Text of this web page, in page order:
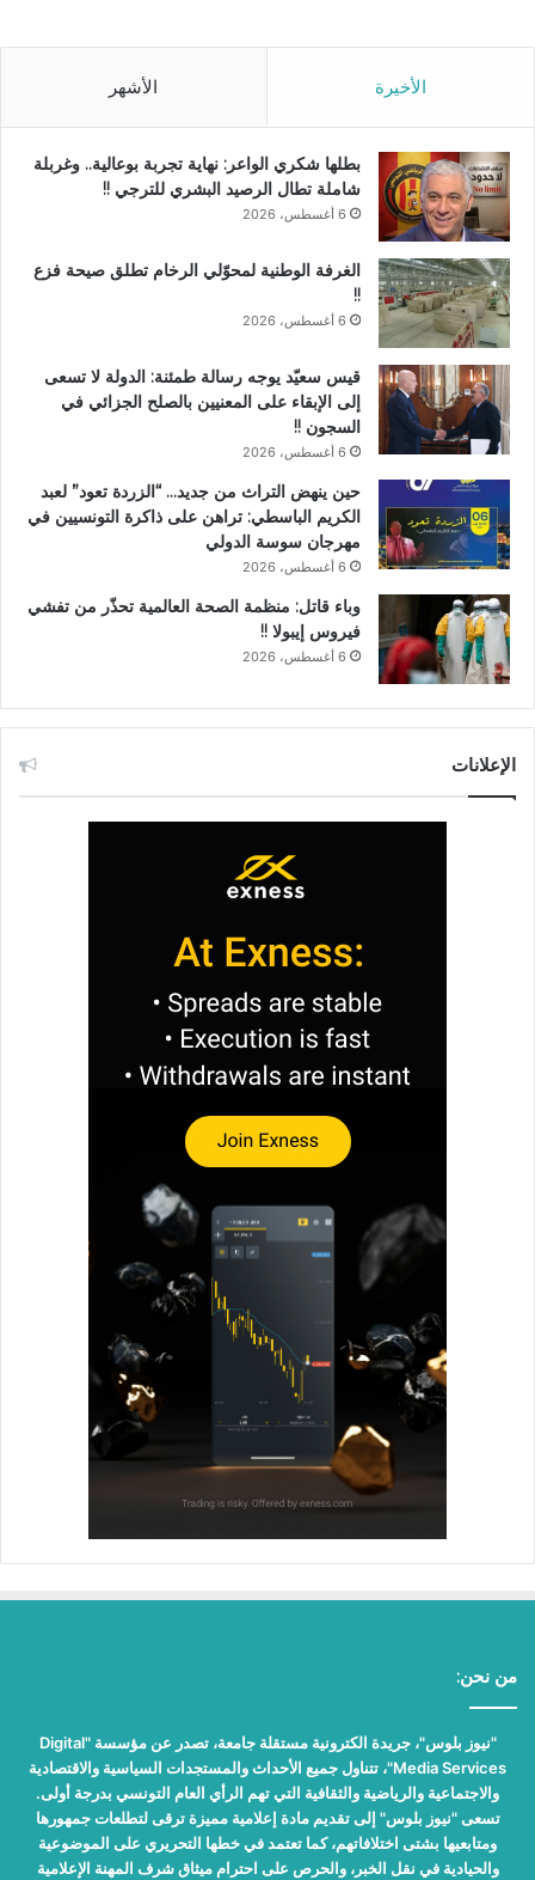
الأخيرة الأشهر
بطلها شكري الواعر: نهاية تجربة بوعالية.. وغربلة
شاملة تطال الرصيد البشري للترجي !!
6 أغسطس، 2026
الغرفة الوطنية لمحوّلي الرخام تطلق صيحة فزع
!!
6 أغسطس، 2026
قيس سعيّد يوجه رسالة طمئنة: الدولة لا تسعى
إلى الإبقاء على المعنيين بالصلح الجزائي في
السجون !!
6 أغسطس، 2026
حين ينهض التراث من جديد… “الزردة تعود” لعبد
الكريم الباسطي: تراهن على ذاكرة التونسيين في
مهرجان سوسة الدولي
6 أغسطس، 2026
وباء قاتل: منظمة الصحة العالمية تحذّر من تفشي
فيروس إيبولا !!
6 أغسطس، 2026
الإعلانات
من نحن:
"نيوز بلوس"، جريدة الكترونية مستقلة جامعة، تصدر عن مؤسسة "Digital
Media Services"، تتناول جميع الأحداث والمستجدات السياسية والاقتصادية
والاجتماعية والرياضية والثقافية التي تهم الرأي العام التونسي بدرجة أولى.
تسعى "نيوز بلوس" إلى تقديم مادة إعلامية مميزة ترقى لتطلعات جمهورها
ومتابعيها بشتى اختلافاتهم، كما تعتمد في خطها التحريري على الموضوعية
والحيادية في نقل الخبر، والحرص على احترام ميثاق شرف المهنة الإعلامية